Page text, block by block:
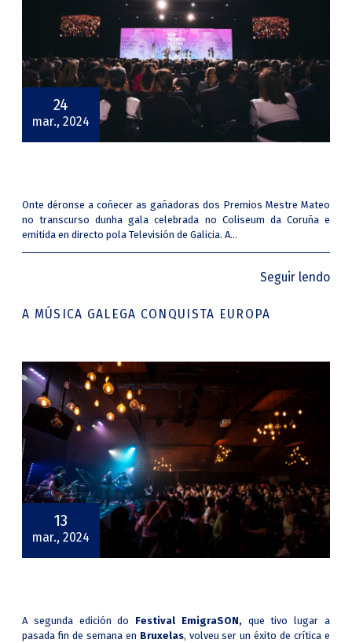
24
mar., 2024
Onte déronse a coñecer as gañadoras dos Premios Mestre Mateo
no transcurso dunha gala celebrada no Coliseum da Coruña e
emitida en directo pola Televisión de Galicia. A...
Seguir lendo
A MÚSICA GALEGA CONQUISTA EUROPA
13
mar., 2024
A segunda edición do Festival EmigraSON, que tivo lugar a
pasada fin de semana en Bruxelas, volveu ser un éxito de crítica e